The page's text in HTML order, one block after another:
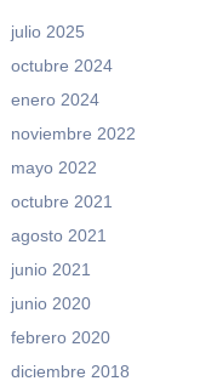
julio 2025
octubre 2024
enero 2024
noviembre 2022
mayo 2022
octubre 2021
agosto 2021
junio 2021
junio 2020
febrero 2020
diciembre 2018